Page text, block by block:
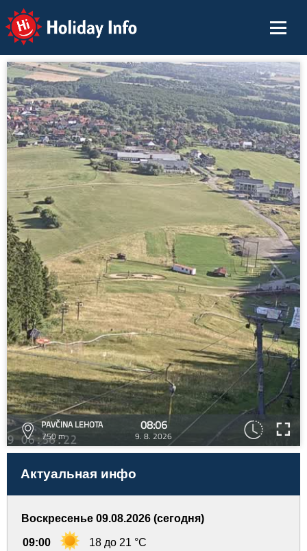
Holiday Info
PAVČINA LEHOTA
750 m
08:06
9. 8. 2026
Актуальная инфо
Воскресенье 09.08.2026 (сегодня)
09:00 18 до 21 °C